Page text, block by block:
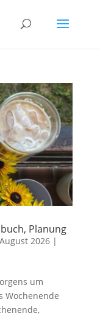
Planung
2026|
um
Wochenende